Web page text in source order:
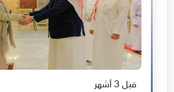
قبل 3 أشهر